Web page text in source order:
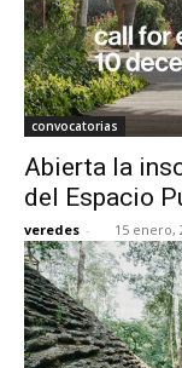
convocatorias
Abierta la
del Espacio
veredes - 15 enero,